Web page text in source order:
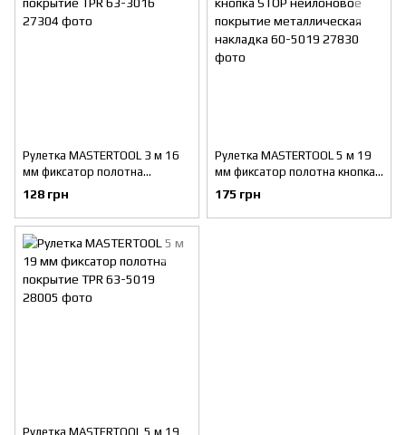
Рулетка MASTERTOOL 3 м 16
мм фиксатор полотна
покрытие TPR 63-3016
128 грн
Рулетка MASTERTOOL 5 м 19
мм фиксатор полотна кнопка
STOP нейлоновое покрытие
металлическая накладка 60-
5019
175 грн
Рулетка MASTERTOOL 5 м 19